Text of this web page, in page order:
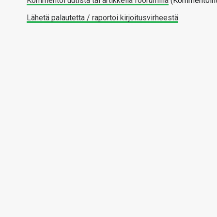
Lähetä palautetta / raportoi kirjoitusvirheestä